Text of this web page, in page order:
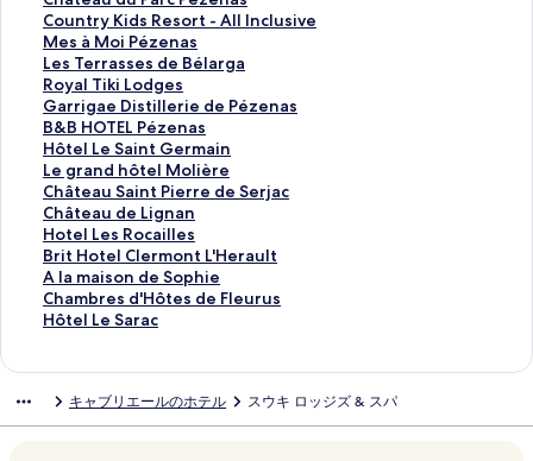
a
c
H
é
r
a
u
l
t
の
ペ
ー
ジ
を
開
ク
d
o
r
m
i
e
の
ペ
ー
ジ
を
開
く
リ
ン
i
e
r
s
の
ペ
ー
ジ
を
開
く
リ
ン
ク
n
S
o
l
a
i
r
e
の
ペ
ー
ジ
を
開
く
o
n
a
ï
r
o
の
ペ
ー
ジ
を
開
く
リ
ン
n
D
i
x
の
ペ
ー
ジ
を
開
く
リ
ン
ク
d
e
n
c
e
V
e
r
d
i
の
ペ
ー
ジ
を
ン
ク
l
a
g
e
T
h
a
l
a
s
s
a
-
G
î
r
f
V
i
l
l
a
g
e
s
M
o
n
t
a
g
の
ペ
h
a
t
e
a
u
d
u
P
a
r
c
P
e
z
の
Country Kids Resort - All Inclusive
C
o
u
n
t
r
y
K
i
d
s
R
e
s
o
l
Mes à Moi Pézenas
M
e
s
à
M
o
i
P
é
z
e
n
a
s
ジ
を
Les Terrasses de Bélarga
L
e
s
T
e
r
r
a
s
s
e
s
d
a
Royal Tiki Lodges
R
o
y
a
l
T
i
k
i
L
o
d
の
ペ
Garrigae Distillerie de Pézenas
G
a
r
r
i
g
a
e
D
i
s
e
B&B HOTEL Pézenas
B
&
B
H
O
T
E
L
P
é
s
Hôtel Le Saint Germain
H
ô
t
e
l
L
e
S
a
G
e
Le grand hôtel Molière
L
e
g
r
a
n
d
h
M
Château Saint Pierre de Serjac
C
h
â
t
e
a
u
t
Château de Lignan
C
h
â
t
e
a
i
Hotel Les Rocailles
H
o
t
e
l
o
Brit Hotel Clermont L'Herault
B
r
i
t
l
A la maison de Sophie
A
l
a
o
Chambres d'Hôtes de Fleurus
C
h
e
Hôtel Le Sarac
H
L
キャブリエールのホテル スウキ ロッジズ & スパ